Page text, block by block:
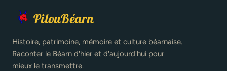
PilouBéarn
Histoire, patrimoine, mémoire et culture béarnaise.
Raconter le Béarn d'hier et d'aujourd'hui pour
mieux le transmettre.